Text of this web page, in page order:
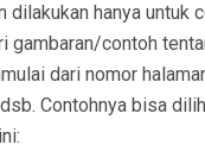
dilakukan hanya untuk
gambaran/contoh
dari nomor
Contohnya bisa